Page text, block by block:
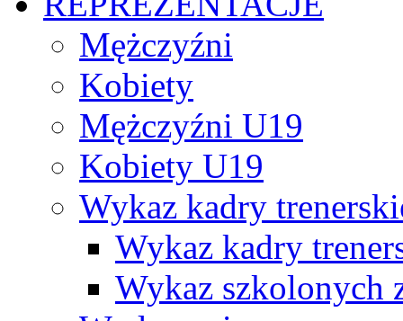
Mężczyźni
Kobiety
Mężczyźni U19
Kobiety U19
Wykaz kadry
Wykaz kadry
Wykaz szkolonych